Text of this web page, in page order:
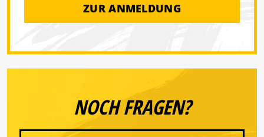
ZUR ANMELDUNG
NOCH FRAGEN?